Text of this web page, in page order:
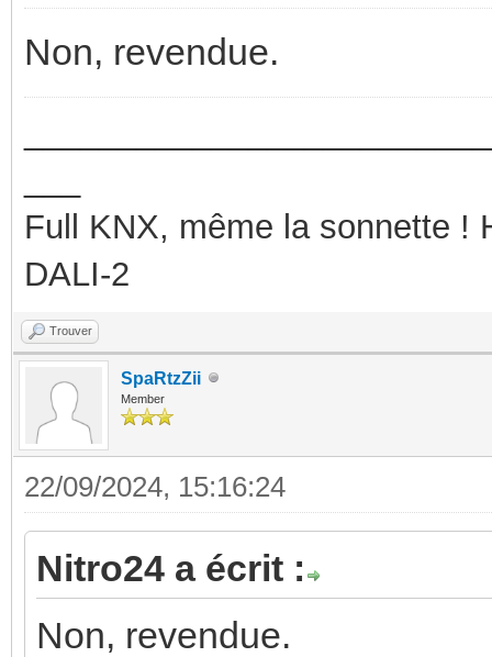
Non, revendue.
Full KNX, même la sonnette !
DALI-2
Trouver
SpaRtzZii
Member
22/09/2024, 15:16:24
Nitro24 a écrit :
Non, revendue.